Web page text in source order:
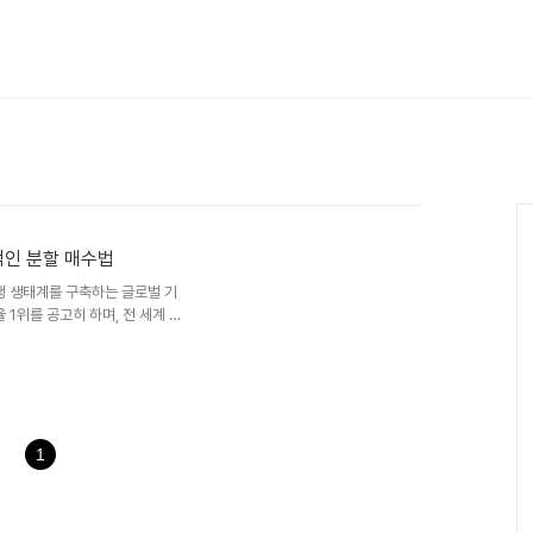
분할 매수법
생태계를 구축하는 글로벌 기
1위를 공고히 하며, 전 세계 투
라의 3대 핵심 성장 동력
있습니..
1